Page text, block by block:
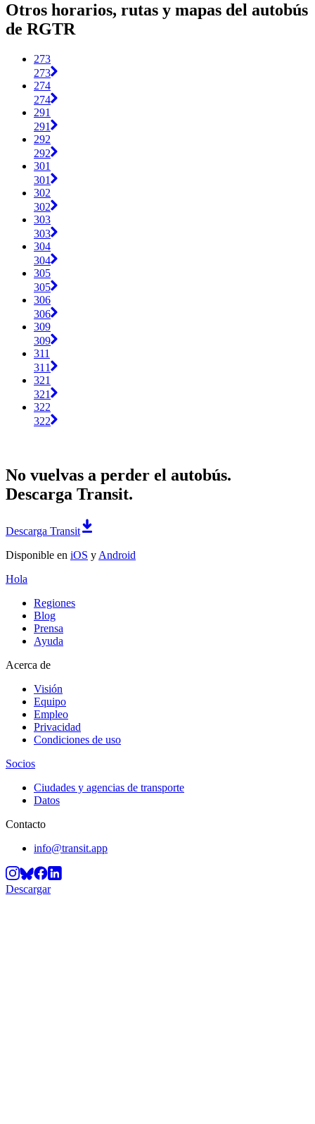
Otros horarios, rutas y mapas del autobús
de RGTR
273
273
274
274
291
291
292
292
301
301
302
302
303
303
304
304
305
305
306
306
309
309
311
311
321
321
322
322
No vuelvas a perder el autobús.
Descarga Transit.
Descarga Transit
Disponible en iOS y Android
Hola
Regiones
Blog
Prensa
Ayuda
Acerca de
Visión
Equipo
Empleo
Privacidad
Condiciones de uso
Socios
Ciudades y agencias de transporte
Datos
Contacto
info@transit.app
Descargar